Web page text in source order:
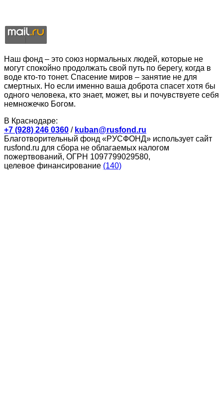
Наш фонд – это союз нормальных людей, которые не
могут спокойно продолжать свой путь по берегу, когда в
воде кто-то тонет. Спасение миров – занятие не для
смертных. Но если именно ваша доброта спасет хотя бы
одного человека, кто знает, может, вы и почувствуете себя
немножечко Богом.
В Краснодаре:
+7 (928) 246 0360 / kuban@rusfond.ru
Благотворительный фонд «РУСФОНД» использует сайт
rusfond.ru для сбора не облагаемых налогом
пожертвований, ОГРН 1097799029580,
целевое финансирование (140)